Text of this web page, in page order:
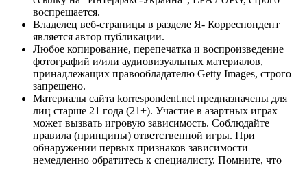
воспрещается.
Владелец веб-страницы в разделе Я- Корреспондент
является автор публикации.
Любое копирование, перепечатка и воспроизведение
фотографий и/или аудиовизуальных материалов,
принадлежащих правообладателю Getty Images, строго
запрещено.
Материалы сайта korrespondent.net предназначены для
лиц старше 21 года (21+). Участие в азартных играх
может вызвать игровую зависимость. Соблюдайте
правила (принципы) ответственной игры. При
обнаружении первых признаков зависимости
немедленно обратитесь к специалисту. Помните, что